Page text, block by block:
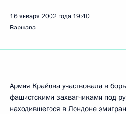
16 января 2002 года 19:40
Варшава
Армия Крайова участвовала в
фашистскими захватчиками под
находившегося в Лондоне